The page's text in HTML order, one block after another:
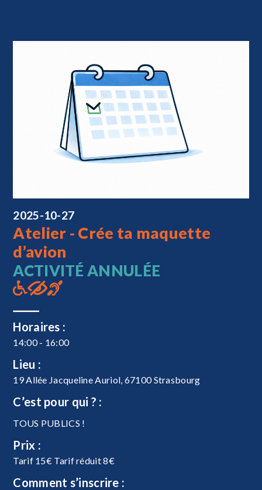
2025-10-27
Atelier - Crée ta maquette
d’avion
ACTIVITÉ ANNULÉE
Horaires :
14:00 - 16:00
Lieu :
19 Allée Jacqueline Auriol, 67100 Strasbourg
C’est pour qui ? :
TOUS PUBLICS !
Prix :
Tarif 15€ Tarif réduit 8€
Comment s’inscrire :